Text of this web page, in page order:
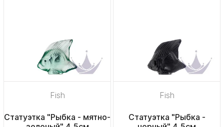
Fish
Статуэтка "Рыбка - мятно-
Fish
Статуэтка "Рыбка -